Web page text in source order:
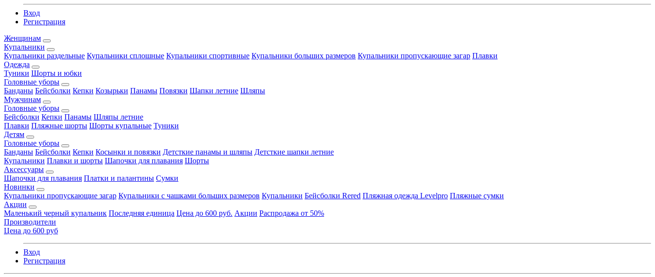
Вход
Регистрация
Женщинам
Купальники
Купальники раздельные Купальники сплошные Купальники спортивные Купальники больших размеров Купальники пропускающие загар Плавки
Одежда
Туники Шорты и юбки
Головные уборы
Банданы Бейсболки Кепки Козырьки Панамы Повязки Шапки летние Шляпы
Мужчинам
Головные уборы
Бейсболки Кепки Панамы Шляпы летние
Плавки Пляжные шорты Шорты купальные Туники
Детям
Головные уборы
Банданы Бейсболки Кепки Косынки и повязки Детсткие панамы и шляпы Детсткие шапки летние
Купальники Плавки и шорты Шапочки для плавания Шорты
Аксессуары
Шапочки для плавания Платки и палантины Сумки
Новинки
Купальники пропускающие загар Купальники с чашками больших размеров Купальники Бейсболки Rered Пляжная одежда Levelpro Пляжные сумки
Акции
Маленький черный купальник Последняя единица Цена до 600 руб. Акции Распродажа от 50%
Производители
Цена до 600 руб
Вход
Регистрация